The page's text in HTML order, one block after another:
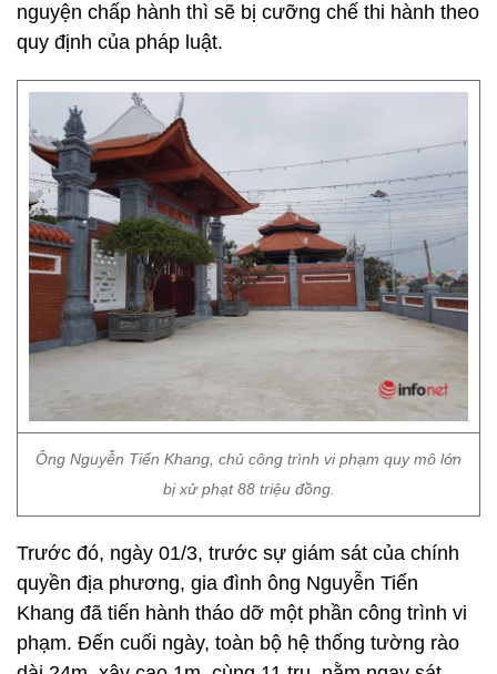
nguyện chấp hành thì sẽ bị cưỡng chế thi hành theo
quy định của pháp luật.
Ông Nguyễn Tiến Khang, chủ công trình vi phạm quy mô lớn
bị xử phạt 88 triệu đồng.
Trước đó, ngày 01/3, trước sự giám sát của chính
quyền địa phương, gia đình ông Nguyễn Tiến
Khang đã tiến hành tháo dỡ một phần công trình vi
phạm. Đến cuối ngày, toàn bộ hệ thống tường rào